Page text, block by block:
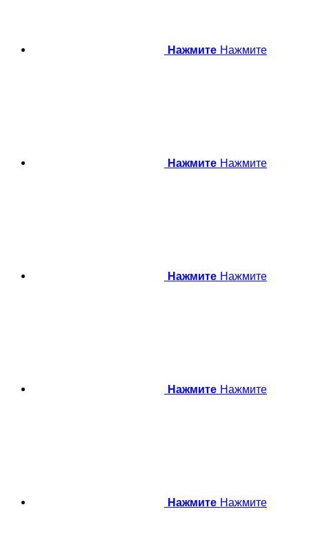
Нажмите Нажмите
Нажмите Нажмите
Нажмите Нажмите
Нажмите Нажмите
Нажмите Нажмите